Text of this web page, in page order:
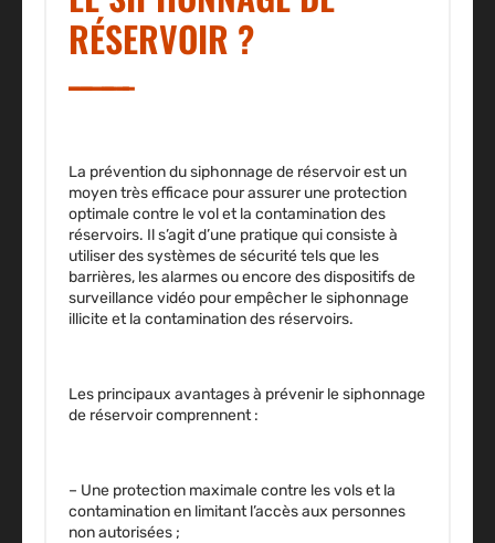
RÉSERVOIR ?
La prévention du siphonnage de réservoir est un
moyen très efficace pour assurer une protection
optimale contre le vol et la contamination des
réservoirs. Il s’agit d’une pratique qui consiste à
utiliser des systèmes de sécurité tels que les
barrières, les alarmes ou encore des dispositifs de
surveillance vidéo pour empêcher le siphonnage
illicite et la contamination des réservoirs.
Les principaux avantages à prévenir le siphonnage
de réservoir comprennent :
– Une protection maximalecontre les vols et la
contamination en limitant l’accès aux personnes
non autorisées ;